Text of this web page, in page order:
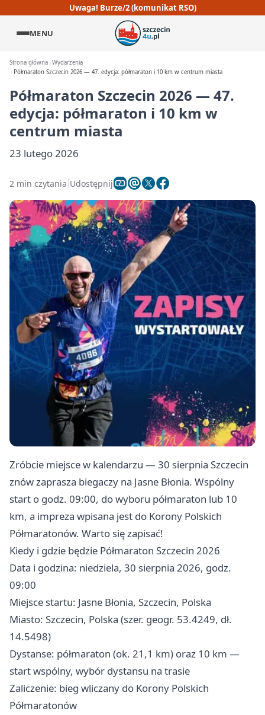
Uwaga! Burze/2 (komunikat RSO)
MENU
Strona główna Wydarzenia
Półmaraton Szczecin 2026 — 47. edycja: półmaraton i 10 km w centrum miasta
Półmaraton Szczecin 2026 — 47.
edycja: półmaraton i 10 km w
centrum miasta
23 lutego 2026
2 min czytania Udostępnij
Zróbcie miejsce w kalendarzu — 30 sierpnia Szczecin
znów zaprasza biegaczy na Jasne Błonia. Wspólny
start o godz. 09:00, do wyboru półmaraton lub 10
km, a impreza wpisana jest do Korony Polskich
Półmaratonów. Warto się zapisać! ‍‍
Kiedy i gdzie będzie Półmaraton Szczecin 2026
Data i godzina: niedziela, 30 sierpnia 2026, godz.
09:00
Miejsce startu: Jasne Błonia, Szczecin, Polska
Miasto: Szczecin, Polska (szer. geogr. 53.4249, dł.
14.5498)
Dystanse: półmaraton (ok. 21,1 km) oraz 10 km —
start wspólny, wybór dystansu na trasie
Zaliczenie: bieg wliczany do Korony Polskich
Półmaratonów